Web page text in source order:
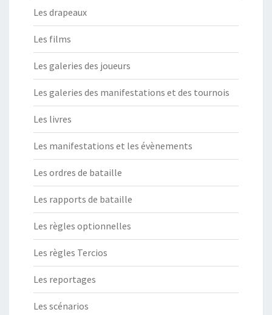
Les drapeaux
Les films
Les galeries des joueurs
Les galeries des manifestations et des tournois
Les livres
Les manifestations et les évènements
Les ordres de bataille
Les rapports de bataille
Les règles optionnelles
Les règles Tercios
Les reportages
Les scénarios